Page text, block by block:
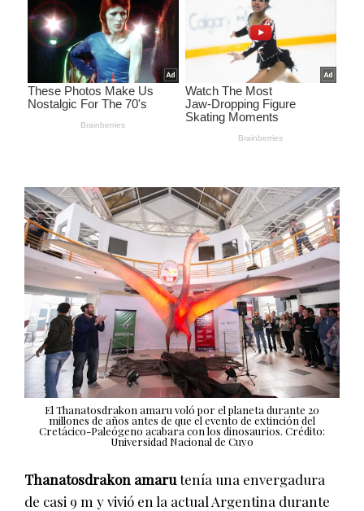
El Thanatosdrakon amaru voló por el planeta durante 20
millones de años antes de que el evento de extinción del
Cretácico-Paleógeno acabara con los dinosaurios. Crédito:
Universidad Nacional de Cuyo
Thanatosdrakon amarutenía una envergadura
de casi 9 m y vivió en la actual Argentina durante